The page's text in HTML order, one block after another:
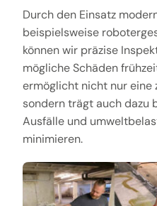
Durch den Einsatz
beispielsweise
können wir präzise
mögliche Schäden
ermöglicht nicht nur eine
sondern trägt auch dazu
Ausfälle und
minimieren.